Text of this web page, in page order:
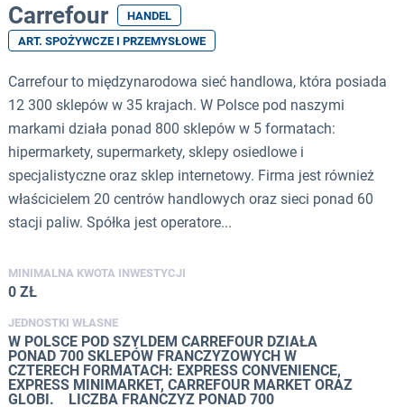
Carrefour
HANDEL
ART. SPOŻYWCZE I PRZEMYSŁOWE
Carrefour to międzynarodowa sieć handlowa, która posiada
12 300 sklepów w 35 krajach. W Polsce pod naszymi
markami działa ponad 800 sklepów w 5 formatach:
hipermarkety, supermarkety, sklepy osiedlowe i
specjalistyczne oraz sklep internetowy. Firma jest również
właścicielem 20 centrów handlowych oraz sieci ponad 60
stacji paliw. Spółka jest operatore...
MINIMALNA KWOTA INWESTYCJI
0 ZŁ
JEDNOSTKI WŁASNE
W POLSCE POD SZYLDEM CARREFOUR DZIAŁA
PONAD 700 SKLEPÓW FRANCZYZOWYCH W
CZTERECH FORMATACH: EXPRESS CONVENIENCE,
EXPRESS MINIMARKET, CARREFOUR MARKET ORAZ
GLOBI. LICZBA FRANCZYZ PONAD 700